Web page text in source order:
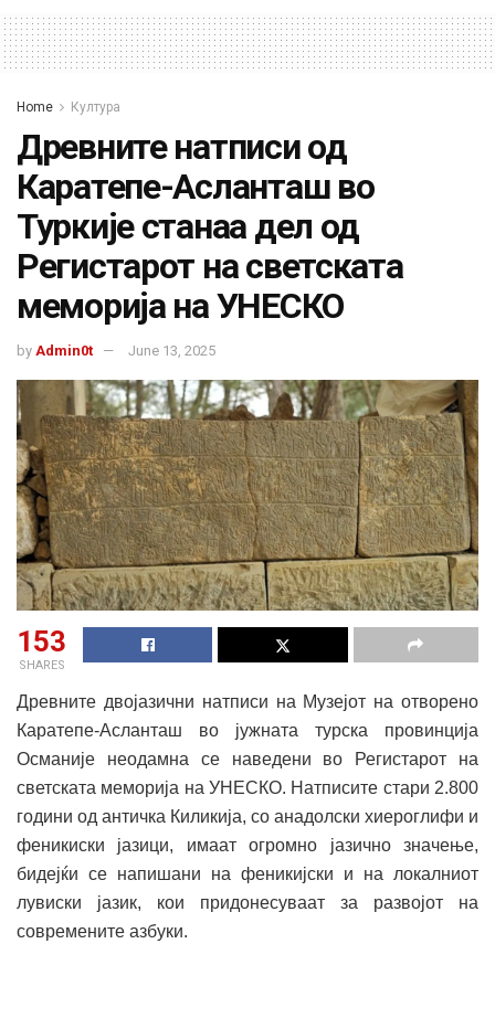
Home Култура
Древните натписи од
Каратепе-Асланташ во
Туркије станаа дел од
Регистарот на светската
меморија на УНЕСКО
by Admin0t June 13, 2025
153
SHARES
Древните двојазични натписи на Музејот на отворено
Каратепе-Асланташ во јужната турска провинција
Османије неодамна се наведени во Регистарот на
светската меморија на УНЕСКО. Натписите стари 2.800
години од античка Киликија, со анадолски хиероглифи и
феникиски јазици, имаат огромно јазично значење,
бидејќи се напишани на феникијски и на локалниот
лувиски јазик, кои придонесуваат за развојот на
современите азбуки.